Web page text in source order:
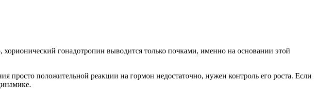
гонадотропин выводится только почками, именно на основании этой
просто положительной реакции на гормон недостаточно, нужен контроль его роста. Если